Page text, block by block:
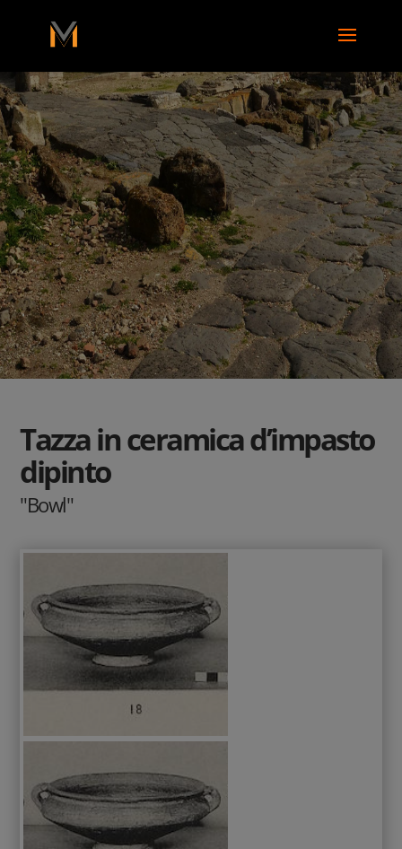
Tazza in ceramica d’impasto
dipinto
"Bowl"